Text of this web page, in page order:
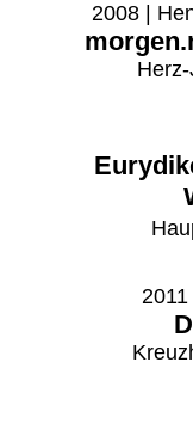
2008 |